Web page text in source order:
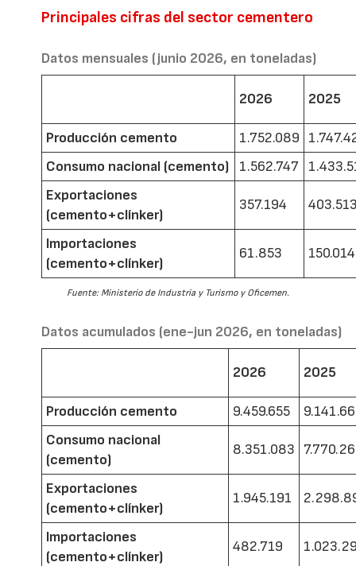
Principales cifras del sector cementero
Datos mensuales (junio 2026, en toneladas)
2026 2025
Producción cemento 1.752.089
Consumo nacional (cemento)
1.562.747
Exportaciones
(cemento+clínker)
357.194
Importaciones
(cemento+clínker)
61.853 150.014
Fuente: Ministerio de Industria y Turismo y Oficemen.
Datos acumulados (ene-jun 2026, en toneladas)
2026 2025
Producción cemento 9.459.655
Consumo nacional
(cemento)
8.351.083
Exportaciones
(cemento+clínker)
1.945.191
Importaciones
(cemento+clínker)
482.719